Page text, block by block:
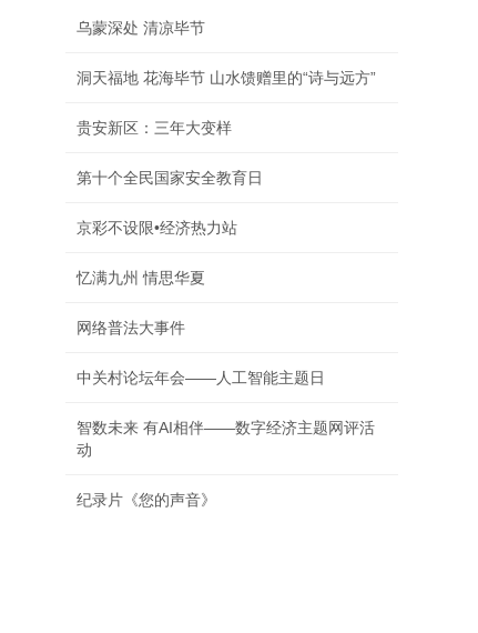
乌蒙深处 清凉毕节
洞天福地 花海毕节 山水馈赠里的“诗与远方”
贵安新区：三年大变样
第十个全民国家安全教育日
京彩不设限•经济热力站
忆满九州 情思华夏
网络普法大事件
中关村论坛年会——人工智能主题日
智数未来 有AI相伴——数字经济主题网评活
动
纪录片《您的声音》